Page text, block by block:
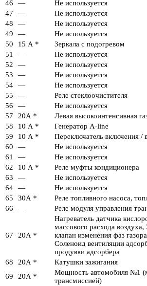
46
—
Не используется
47
—
Не используется
48
—
Не используется
49
—
Не используется
50
15 А *
Зеркала с подогревом
51
—
Не используется
52
—
Не используется
53
—
Не используется
54
—
Не используется
55
—
Реле стеклоочистителя
56
—
Не используется
57
20А *
Левая высокоинтенсивная
58
10 А *
Генератор A-line
59
10 А *
Переключатель включения /
60
—
Не используется
61
—
Не используется
62
10 А *
Реле муфты кондиционера
63
—
Не используется
64
—
Не используется
65
30А *
Реле топливного насоса,
66
— Реле модуля управления
67 20А *
Нагреватель датчика
массового расхода
клапан изменения фаз
Соленоид вентиляции
продувки адсорбера
68
20А *
Катушки зажигания
69
20А *
Мощность автомобиля №1
трансмиссией)